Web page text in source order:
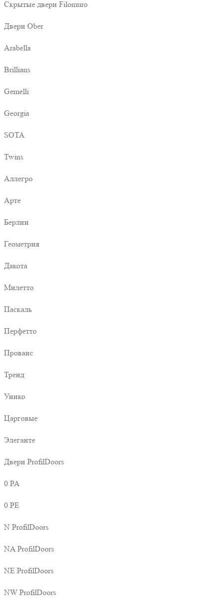
Скрытые двери Filomuro
Двери Ober
Arabella
Brillians
Gemelli
Georgia
SOTA
Twins
Аллегро
Арте
Берлин
Геометрия
Дакота
Милетто
Паскаль
Перфетто
Прованс
Тренд
Унико
Царговые
Элеганте
Двери ProfilDoors
0 PA
0 PE
N ProfilDoors
NA ProfilDoors
NE ProfilDoors
NW ProfilDoors